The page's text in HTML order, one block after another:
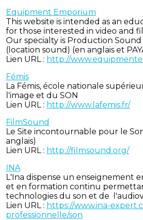
Equipment Emporium
This website is intended as an
for those interested in video and
Our specialty is Production
(location sound) (en anglais et
Lien URL : http://
Fémis
La Fémis, école nationale
l'image et du SON
Lien URL : http://www.lafemis.fr/
FilmSound
Le Site incontournable pour le
anglais)
Lien URL : http://filmsound.org/
INA
L'Ina dispense un enseignement
et en formation continu
technologies du son et de
Lien URL : https://www.ina-
professionnelle/son